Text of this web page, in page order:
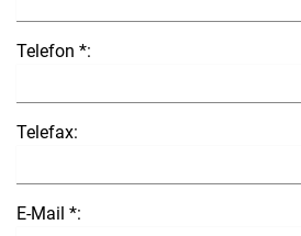
Telefon *:
Telefax:
E-Mail *: